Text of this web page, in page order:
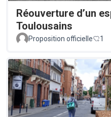
Réouverture d’un
Toulousains
Proposition officielle 1